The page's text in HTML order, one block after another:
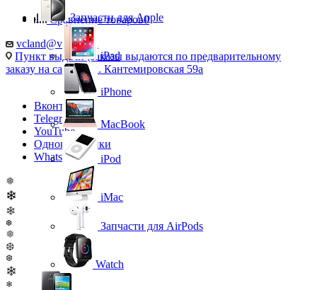
Сравнение товаров0
vcland@vcland.ru
Пункт выдачи (заказы выдаются по предварительному
заказу на сайте), ул. Кантемировская 59а
Вконтакте
Telegram
YouTube
Одноклассники
WhatsApp
❅
❄
❄
❆
❅
❆
❆
❄
❄
Запчасти для Apple
iPad
iPhone
MacBook
iPod
iMac
Запчасти для AirPods
Watch